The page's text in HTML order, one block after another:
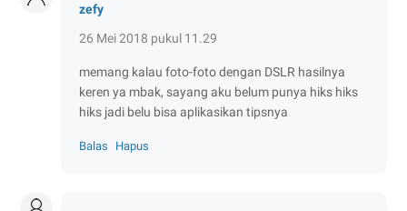
zefy
26 Mei 2018 pukul 11.29
memang kalau foto-foto dengan DSLR hasilnya
keren ya mbak, sayang aku belum punya hiks hiks
hiks jadi belu bisa aplikasikan tipsnya
Balas Hapus